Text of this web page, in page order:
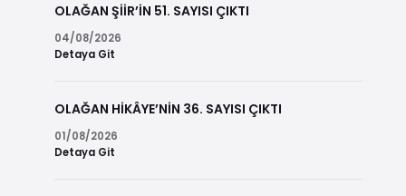
OLAĞAN ŞİİR’İN 51. SAYISI ÇIKTI
04/08/2026
Detaya Git
OLAĞAN HİKÂYE’NİN 36. SAYISI ÇIKTI
01/08/2026
Detaya Git